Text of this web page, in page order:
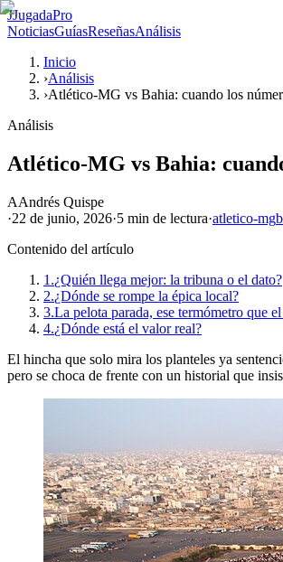
JJugadaPro
NoticiasGuíasReseñasAnálisis
Inicio
›Análisis
›Atlético-MG vs Bahia: cuando los
Análisis
Atlético-MG vs Bahia:
AAndrés Quispe
·22 de junio, 2026·5 min de lectura·atletico-mg
Contenido del artículo
1.¿Quién llega mejor: la tribuna o el dato?
2.¿Dónde se rompe la épica local?
3.La pelota parada, ese termómetro que
4.¿Dónde está el valor real?
El hincha que solo mira los planteles ya
pero se choca de frente con un historial que